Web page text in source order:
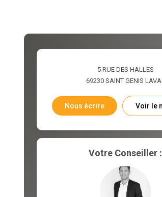
5 RUE DES HALLES
69230 SAINT GENIS
Nous écrire Voir le
Votre Conseiller :